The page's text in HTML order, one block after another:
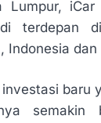
Lumpur,
terdepan
Indonesia dan
baru